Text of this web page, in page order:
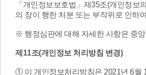
「개인정보보호법」제35조(개인정보
의 장이 행한 처분 또는 부작위로 인하
※ 행정심판에 대해 자세한 사항은 중
제11조(개인정보 처리방침 변경)
① 이 개인정보처리방침은 2021년 6월